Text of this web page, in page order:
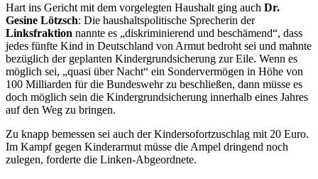
Hart ins Gericht mit dem vorgelegten Haushalt ging auch Dr.
Gesine Lötzsch: Die haushaltspolitische Sprecherin der
Linksfraktion nannte es „diskriminierend und beschämend“, dass
jedes fünfte Kind in Deutschland von Armut bedroht sei und mahnte
bezüglich der geplanten Kindergrundsicherung zur Eile. Wenn es
möglich sei, „quasi über Nacht“ ein Sondervermögen in Höhe von
100 Milliarden für die Bundeswehr zu beschließen, dann müsse es
doch möglich sein die Kindergrundsicherung innerhalb eines Jahres
auf den Weg zu bringen.
Zu knapp bemessen sei auch der Kindersofortzuschlag mit 20 Euro.
Im Kampf gegen Kinderarmut müsse die Ampel dringend noch
zulegen, forderte die Linken-Abgeordnete.